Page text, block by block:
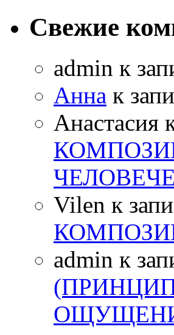
Свежие
admin к
Анна к
Анастасия
Vilen к
admin к